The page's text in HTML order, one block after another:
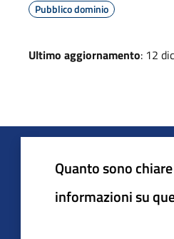
Pubblico dominio
Ultimo aggiornamento: 12
Quanto sono
informazioni su